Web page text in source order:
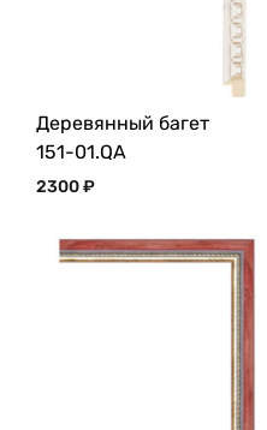
Деревянный багет
151-01.QA
2300₽